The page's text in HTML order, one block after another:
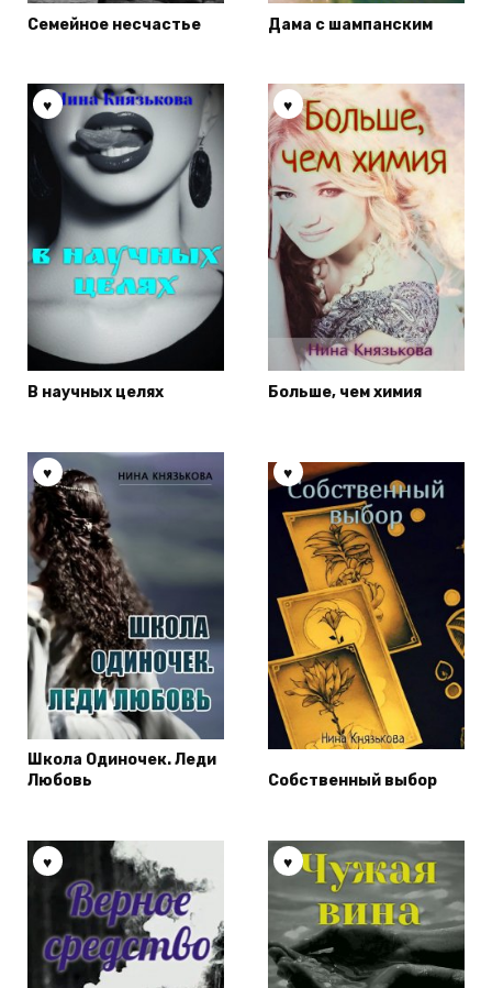
Семейное несчастье Дама с шампанским
В научных целях Больше, чем химия
Школа Одиночек. Леди
Любовь
Собственный выбор